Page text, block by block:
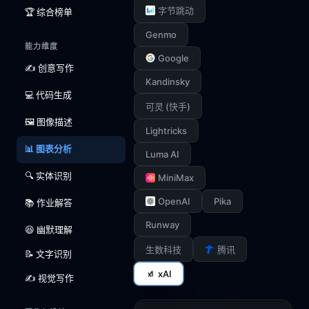
🏆 综合榜单
能力维度
✍️ 创意写作
💻 代码生成
🖼️ 图像描述
📊 图表分析
🔍 实体识别
📚 作业解答
😆 幽默理解
📝 文字识别
✍️ 视觉写作
字节跳动
Genmo
Google
Kandinsky
可灵 (快手)
Lightricks
Luma AI
MiniMax
OpenAI Pika
Runway
生数科技 腾讯
xAI